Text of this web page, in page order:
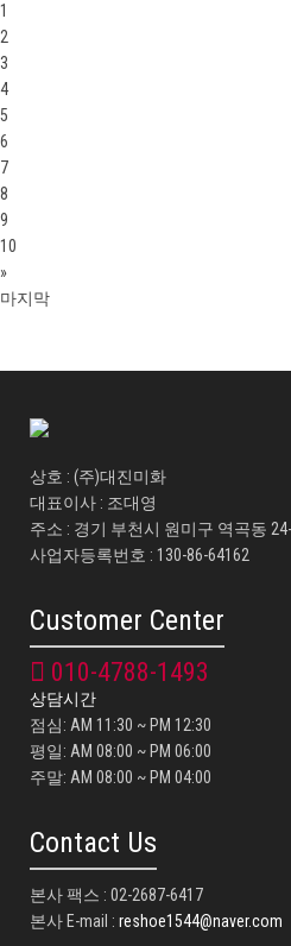
1
2
3
4
5
6
7
8
9
10
»
마지막
상호 : (주)대진미화
대표이사 : 조대영
주소 : 경기 부천시 원미구 역곡동
사업자등록번호 : 130-86-64162
Customer Center
010-4788-1493
상담시간
점심: AM 11:30 ~ PM 12:30
평일: AM 08:00 ~ PM 06:00
주말: AM 08:00 ~ PM 04:00
Contact Us
본사 팩스 : 02-2687-6417
본사 E-mail : reshoe1544@naver.com